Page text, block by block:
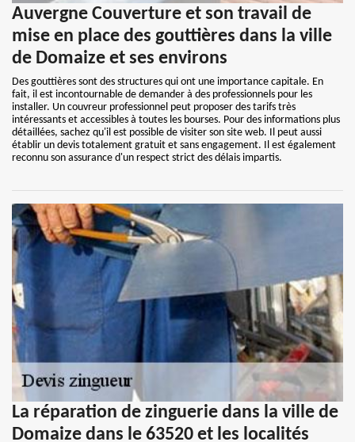
Auvergne Couverture et son travail de
mise en place des gouttières dans la ville
de Domaize et ses environs
Des gouttières sont des structures qui ont une importance capitale. En
fait, il est incontournable de demander à des professionnels pour les
installer. Un couvreur professionnel peut proposer des tarifs très
intéressants et accessibles à toutes les bourses. Pour des informations plus
détaillées, sachez qu'il est possible de visiter son site web. Il peut aussi
établir un devis totalement gratuit et sans engagement. Il est également
reconnu son assurance d'un respect strict des délais impartis.
La réparation de zinguerie dans la ville de
Domaize dans le 63520 et les localités